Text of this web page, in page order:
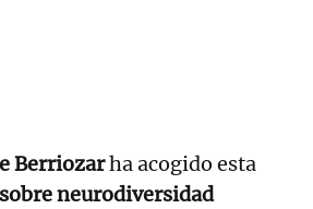
Berriozarha acogido esta
neurodiversidad